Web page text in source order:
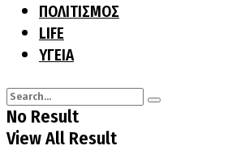
ΠΟΛΙΤΙΣΜΟΣ
LIFE
ΥΓΕΙΑ
No Result
View All Result